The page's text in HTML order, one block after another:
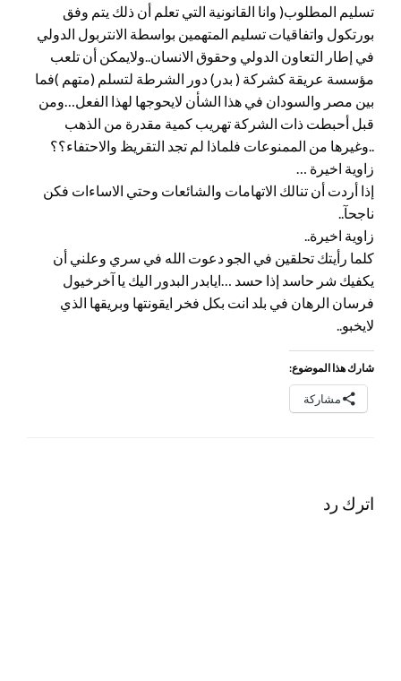
تسليم المطلوب( وانا القانونية التي تعلم أن ذلك يتم وفق
بورتكول واتفاقيات تسليم المتهمين بواسطة الانتربول الدولي
في إطار التعاون الدولي وحقوق الانسان..ولايمكن أن تلعب
مؤسسة عريقة كشركة ( بدر) دور الشرطة لتسلم (متهم )فما
بين مصر والسودان في هذا الشأن لايحوجها لهذا الفعل…ومن
قبل أحبطت ذات الشركة تهريب كمية مقدرة من الذهب
..وغيرها من الممنوعات فلماذا لم تجد التقريظ والاحتفاء؟؟
زاوية اخيرة …
إذا أردت أن تنالك الاتهامات والشائعات وحتي الاساءات فكن
ناجحآ..
زاوية اخيرة..
كلما رأيتك تحلقين في الجو دعوت الله في سري وعلني أن
يكفيك شر حاسد إذا حسد …ايابدر البدور اليك يا آخرخيول
فرسان الرهان في بلد انت بكل فخر ايقونتها وبريقها الذي
لايخبو..
شارك هذا الموضوع:
مشاركة
اترك رد